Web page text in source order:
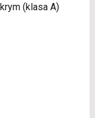
(klasa A)